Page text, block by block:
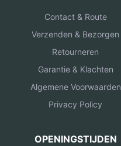
Contact & Route
Verzenden & Bezorgen
Retourneren
Garantie & Klachten
Algemene Voorwaarden
Privacy Policy
OPENINGSTIJDEN